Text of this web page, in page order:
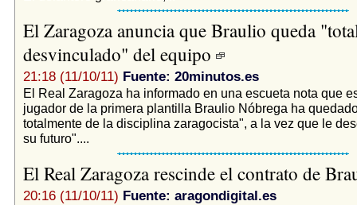
El Zaragoza anuncia que Braulio queda
desvinculado" del equipo
21:18 (11/10/11) Fuente: 20minutos.es
El Real Zaragoza ha informado en una escueta nota que
jugador de la primera plantilla Braulio Nóbrega ha
totalmente de la disciplina zaragocista", a la vez que le
su futuro"....
El Real Zaragoza rescinde el contrato de
20:16 (11/10/11) Fuente: aragondigital.es